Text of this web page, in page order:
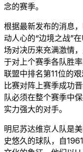
念的赛季。
根据最新发布的消息
动人心的“边境之战”
场对决历来充满激情
于对上个赛季各队胜
联盟中排名第11位的
比赛对阵上赛季成功
队必须在整个赛季中
实力强大的对手。
明尼苏达维京人队是
史悠久的球队，自